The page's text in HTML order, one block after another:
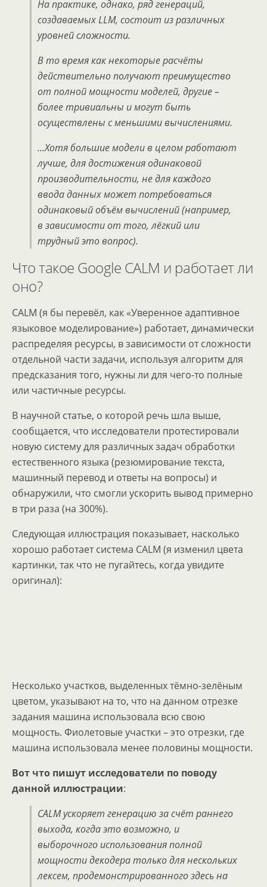
На практике, однако, ряд генераций,
создаваемых LLM, состоит из различных
уровней сложности.
В то время как некоторые расчёты
действительно получают преимущество
от полной мощности моделей, другие –
более тривиальны и могут быть
осуществлены с меньшими вычислениями.
…Хотя большие модели в целом работают
лучше, для достижения одинаковой
производительности, не для каждого
ввода данных может потребоваться
одинаковый объём вычислений (например,
в зависимости от того, лёгкий или
трудный это вопрос).
Что такое Google CALM и работает ли
оно?
CALM (я бы перевёл, как «Уверенное адаптивное
языковое моделирование») работает, динамически
распределяя ресурсы, в зависимости от сложности
отдельной части задачи, используя алгоритм для
предсказания того, нужны ли для чего-то полные
или частичные ресурсы.
В научной статье, о которой речь шла выше,
сообщается, что исследователи протестировали
новую систему для различных задач обработки
естественного языка (резюмирование текста,
машинный перевод и ответы на вопросы) и
обнаружили, что смогли ускорить вывод примерно
в три раза (на 300%).
Следующая иллюстрация показывает, насколько
хорошо работает система CALM (я изменил цвета
картинки, так что не пугайтесь, когда увидите
оригинал):
Несколько участков, выделенных тёмно-зелёным
цветом, указывают на то, что на данном отрезке
задания машина использовала всю свою
мощность. Фиолетовые участки – это отрезки, где
машина использовала менее половины мощности.
Вот что пишут исследователи по поводу
данной иллюстрации:
CALM ускоряет генерацию за счёт раннего
выхода, когда это возможно, и
выборочного использования полной
мощности декодера только для нескольких
лексем, продемонстрированного здесь на